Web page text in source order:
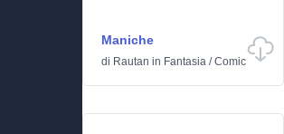
Maniche
di Rautan in Fantasia /Comic